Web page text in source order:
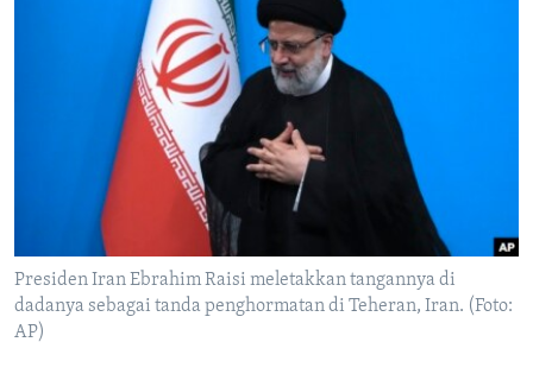
Bahasa-bahasa
Presiden Iran Ebrahim Raisi meletakkan tangannya di
dadanya sebagai tanda penghormatan di Teheran, Iran. (Foto:
AP)